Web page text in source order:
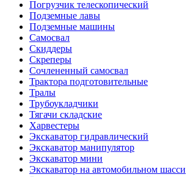
Погрузчик телескопический
Подземные лавы
Подземные машины
Самосвал
Скиддеры
Скреперы
Сочлененный самосвал
Трактора подготовительные
Тралы
Трубоукладчики
Тягачи складские
Харвестеры
Экскаватор гидравлический
Экскаватор манипулятор
Экскаватор мини
Экскаватор на автомобильном шасси